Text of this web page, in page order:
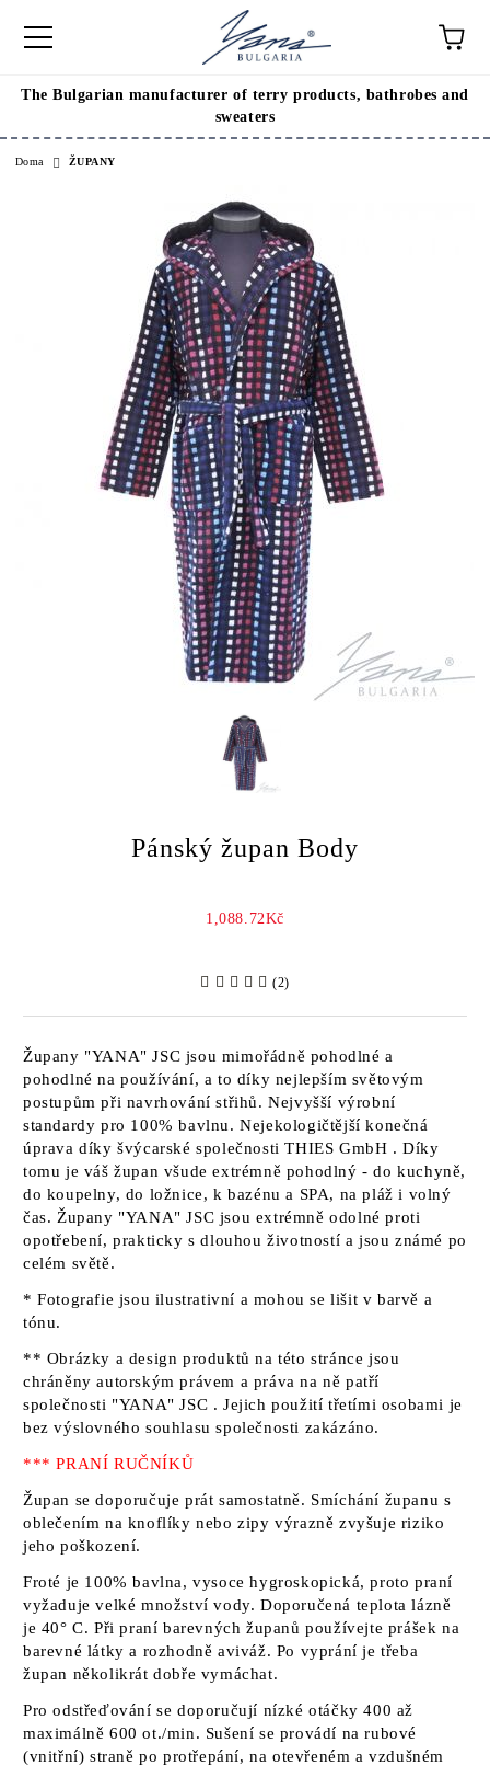
The Bulgarian manufacturer of terry products, bathrobes and
sweaters
Doma ŽUPANY
Pánský župan Body
1,088.72Kč
(2)
Župany "YANA" JSC jsou mimořádně pohodlné a
pohodlné na používání, a to díky nejlepším světovým
postupům při navrhování střihů. Nejvyšší výrobní
standardy pro 100% bavlnu. Nejekologičtější konečná
úprava díky švýcarské společnostiTHIES GmbH . Díky
tomu je váš župan všude extrémně pohodlný - do kuchyně,
do koupelny, do ložnice, k bazénu a SPA, na pláž i volný
čas. Župany "YANA" JSC jsou extrémně odolné proti
opotřebení, prakticky s dlouhou životností a jsou známé po
celém světě.
* Fotografie jsou ilustrativní a mohou se lišit v barvě a
tónu.
** Obrázky a design produktů na této stránce jsou
chráněny autorským právem a práva na ně patří
společnosti "YANA" JSC . Jejich použití třetími osobami je
bez výslovného souhlasu společnosti zakázáno.
*** PRANÍ RUČNÍKŮ
Župan se doporučuje prát samostatně. Smíchání županu s
oblečením na knoflíky nebo zipy výrazně zvyšuje riziko
jeho poškození.
Froté je 100% bavlna, vysoce hygroskopická, proto praní
vyžaduje velké množství vody. Doporučená teplota lázně
je 40° C. Při praní barevných županů používejte prášek na
barevné látky a rozhodně aviváž. Po vyprání je třeba
župan několikrát dobře vymáchat.
Pro odstřeďování se doporučují nízké otáčky 400 až
maximálně 600 ot./min. Sušení se provádí na rubové
(vnitřní) straně po protřepání, na otevřeném a vzdušném